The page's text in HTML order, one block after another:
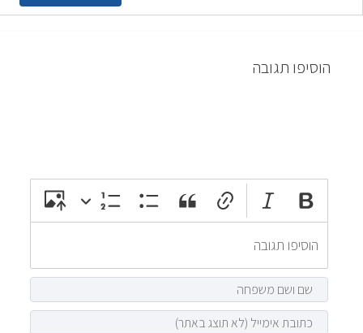
הוסיפו תגובה
attach_file
photo_camera